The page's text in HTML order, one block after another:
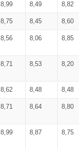
8,99 8,49 8,82
8,75 8,45 8,60
8,56 8,06 8,85
8,71 8,53 8,20
8,62 8,48 8,48
8,71 8,64 8,80
8,99 8,87 8,75